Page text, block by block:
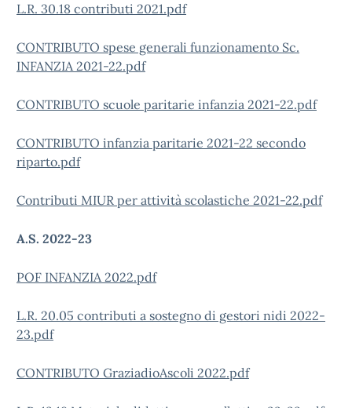
L.R. 30.18 contributi 2021.pdf
CONTRIBUTO spese generali funzionamento Sc.
INFANZIA 2021-22.pdf
CONTRIBUTO scuole paritarie infanzia 2021-22.pdf
CONTRIBUTO infanzia paritarie 2021-22 secondo
riparto.pdf
Contributi MIUR per attività scolastiche 2021-22.pdf
A.S. 2022-23
POF INFANZIA 2022.pdf
L.R. 20.05 contributi a sostegno di gestori nidi 2022-
23.pdf
CONTRIBUTO GraziadioAscoli 2022.pdf